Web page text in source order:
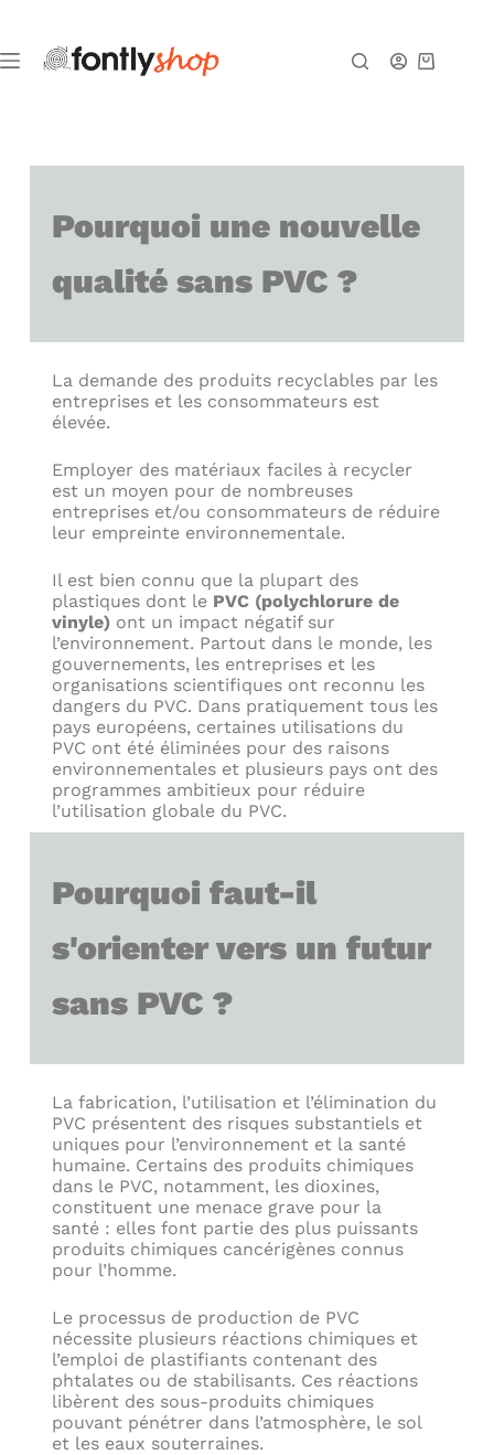
Pourquoi une nouvelle
qualité sans PVC ?
La demande des produits recyclables par les
entreprises et les consommateurs est
élevée.
Employer des matériaux faciles à recycler
est un moyen pour de nombreuses
entreprises et/ou consommateurs de réduire
leur empreinte environnementale.
Il est bien connu que la plupart des
plastiques dont le PVC (polychlorure de
vinyle) ont un impact négatif sur
l’environnement. Partout dans le monde, les
gouvernements, les entreprises et les
organisations scientifiques ont reconnu les
dangers du PVC. Dans pratiquement tous les
pays européens, certaines utilisations du
PVC ont été éliminées pour des raisons
environnementales et plusieurs pays ont des
programmes ambitieux pour réduire
l’utilisation globale du PVC.
La fabrication, l’utilisation et l’élimination du
PVC présentent des risques substantiels et
uniques pour l’environnement et la santé
humaine. Certains des produits chimiques
dans le PVC, notamment, les dioxines,
constituent une menace grave pour la
santé : elles font partie des plus puissants
produits chimiques cancérigènes connus
pour l’homme.
Le processus de production de PVC
nécessite plusieurs réactions chimiques et
l’emploi de plastifiants contenant des
phtalates ou de stabilisants. Ces réactions
libèrent des sous-produits chimiques
pouvant pénétrer dans l’atmosphère, le sol
et les eaux souterraines.
Pourquoi faut-il
s'orienter vers un futur
sans PVC ?